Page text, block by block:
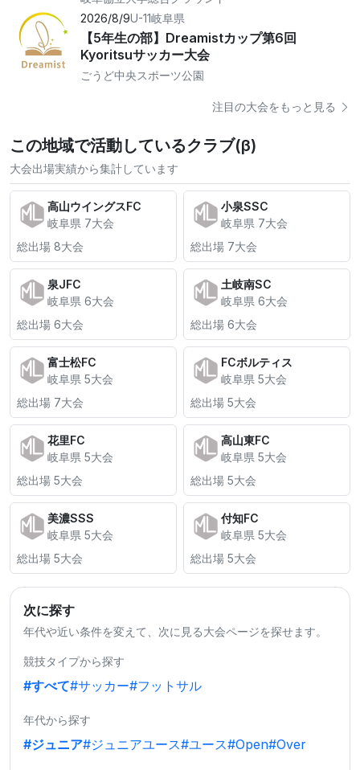
2026/8/9U-11岐阜県
【5年生の部】Dreamistカップ第6回
Kyoritsuサッカー大会
ごうど中央スポーツ公園
注目の大会をもっと見る
この地域で活動しているクラブ(β)
大会出場実績から集計しています
高山ウイングスFC
岐阜県 7大会
総出場 8大会
小泉SSC
岐阜県 7大会
総出場 7大会
泉JFC
岐阜県 6大会
総出場 6大会
土岐南SC
岐阜県 6大会
総出場 6大会
富士松FC
岐阜県 5大会
総出場 7大会
FCボルティス
岐阜県 5大会
総出場 5大会
花里FC
岐阜県 5大会
総出場 5大会
高山東FC
岐阜県 5大会
総出場 5大会
美濃SSS
岐阜県 5大会
総出場 5大会
付知FC
岐阜県 5大会
総出場 5大会
次に探す
年代や近い条件を変えて、次に見る大会ページを探せます。
競技タイプから探す
#すべて#サッカー#フットサル
年代から探す
#ジュニア#ジュニアユース#ユース#Open#Over